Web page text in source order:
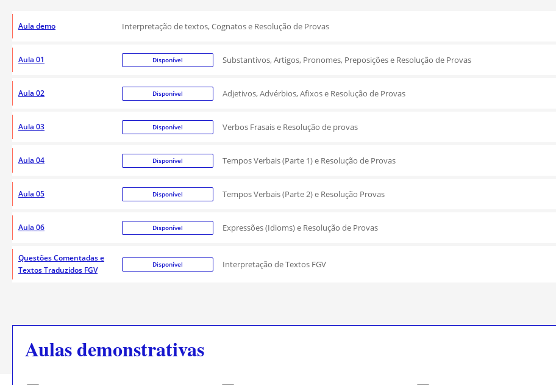
Aula demo Interpretação de textos, Cognatos e Resolução de Provas
Aula 01 Disponível Substantivos, Artigos, Pronomes, Preposições e Resolução de Provas
Aula 02 Disponível Adjetivos, Advérbios, Afixos e Resolução de Provas
Aula 03 Disponível Verbos Frasais e Resolução de provas
Aula 04 Disponível Tempos Verbais (Parte 1) e Resolução de Provas
Aula 05 Disponível Tempos Verbais (Parte 2) e Resolução Provas
Aula 06 Disponível Expressões (Idioms) e Resolução de Provas
Questões Comentadas e
Textos Traduzidos FGV
Disponível Interpretação de Textos FGV
Aulas demonstrativas